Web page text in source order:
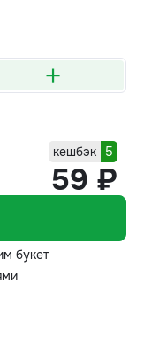
+
кешбэк
5
59 ₽
букет